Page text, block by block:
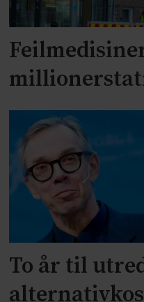
To år til